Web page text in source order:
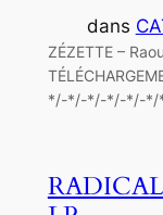
dans
ZÉZETTE –
*/-*/-*/-*/-*/-